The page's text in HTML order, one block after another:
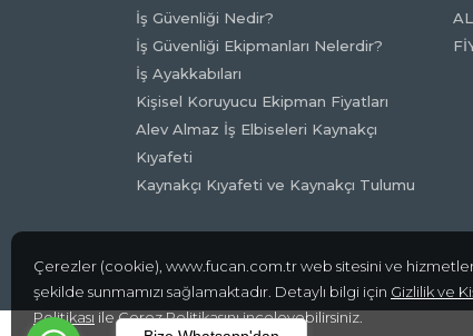
Çerezler (cookie), www.fucan.com.tr web sitesini ve
şekilde sunmamızı sağlamaktadır. Detaylı bilgi için Gizlilik ve
Politikası ileÇerez Politikasınıinceleyebilirsiniz.
İş Güvenliği Nedir?
İş Güvenliği Ekipmanları Nelerdir?
İş Ayakkabıları
Kişisel Koruyucu Ekipman Fiyatları
Alev Almaz İş Elbiseleri Kaynakçı
Kıyafeti
Kaynakçı Kıyafeti ve Kaynakçı Tulumu